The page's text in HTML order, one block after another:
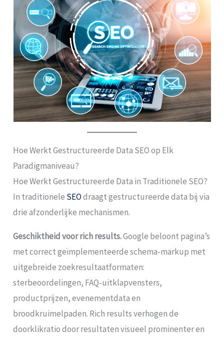
Hoe Werkt Gestructureerde Data SEO op Elk
Paradigmaniveau?
Hoe Werkt Gestructureerde Data in Traditionele SEO?
In traditionele SEOdraagt gestructureerde data bij via
drie afzonderlijke mechanismen.
Geschiktheid voor rich results.Google beloont pagina’s
met correct geïmplementeerde schema-markup met
uitgebreide zoekresultaatformaten:
sterbeoordelingen, FAQ-uitklapvensters,
productprijzen, evenementdata en
broodkruimelpaden. Rich results verhogen de
doorklikratio door resultaten visueel prominenter en